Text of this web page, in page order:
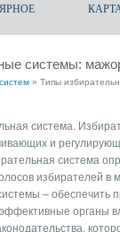
системы:
» Типы
система.
и
система
избирателей в
– обеспечить
органы